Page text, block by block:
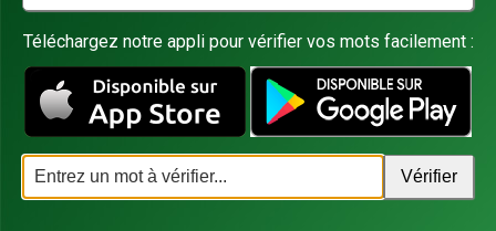
Téléchargez notre appli pour vérifier vos mots facilement :